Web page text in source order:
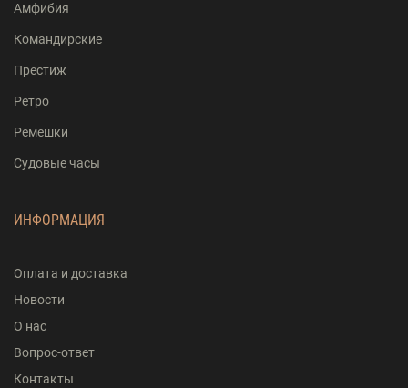
Амфибия
Командирские
Престиж
Ретро
Ремешки
Судовые часы
ИНФОРМАЦИЯ
Оплата и доставка
Новости
О нас
Вопрос-ответ
Контакты